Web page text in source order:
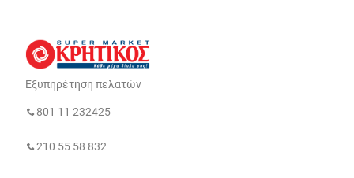
Εξυπηρέτηση πελατών
801 11 232425
210 55 58 832